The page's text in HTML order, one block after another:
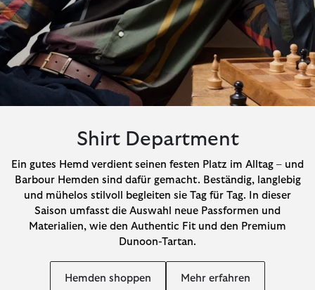
Shirt Department
Ein gutes Hemd verdient seinen festen Platz im Alltag – und
Barbour Hemden sind dafür gemacht. Beständig, langlebig
und mühelos stilvoll begleiten sie Tag für Tag. In dieser
Saison umfasst die Auswahl neue Passformen und
Materialien, wie den Authentic Fit und den Premium
Dunoon-Tartan.
Hemden shoppen Mehr erfahren